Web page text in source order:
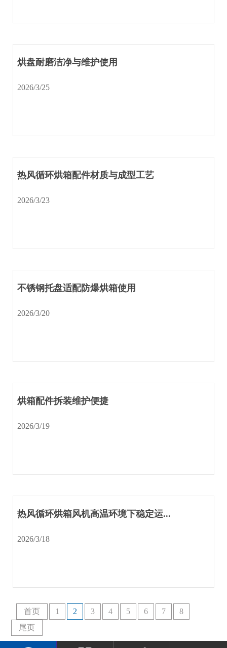
烘盘耐磨洁净与维护使用
2026/3/25
热风循环烘箱配件材质与成型工艺
2026/3/23
不锈钢托盘适配防爆烘箱使用
2026/3/20
烘箱配件拆装维护便捷
2026/3/19
热风循环烘箱风机高温环境下稳定运...
2026/3/18
首页 1 2 3 4 5 6 7
8
尾页